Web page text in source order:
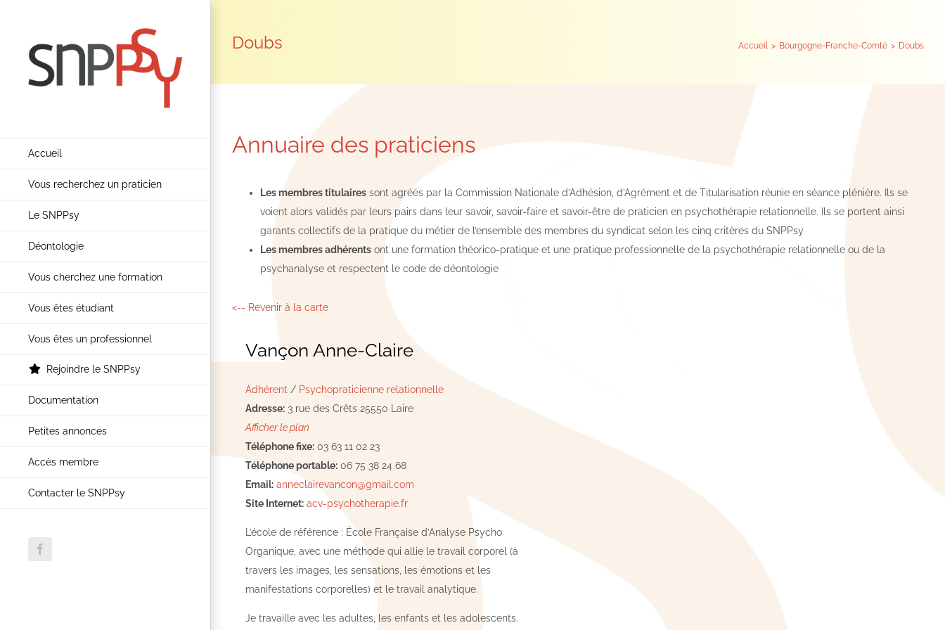
contenu
Accueil
Vous recherchez un praticien
Le SNPPsy
Déontologie
Vous cherchez une formation
Vous êtes étudiant
Vous êtes un professionnel
Rejoindre le SNPPsy
Documentation
Petites annonces
Accès membre
Contacter le SNPPsy
Facebook
Doubs Accueil Bourgogne-Franche-Comté Doubs
Annuaire des praticiens
Les membres titulaires sont agréés par la Commission Nationale d’Adhésion, d’Agrément et de Titularisation réunie en séance plénière. Ils se
voient alors validés par leurs pairs dans leur savoir, savoir-faire et savoir-être de praticien en psychothérapie relationnelle. Ils se portent ainsi
garants collectifs de la pratique du métier de l’ensemble des membres du syndicat selon les cinq critères du SNPPsy
Les membres adhérents ont une formation théorico-pratique et une pratique professionnelle de la psychothérapie relationnelle ou de la
psychanalyse et respectent le code de déontologie
<-- Revenir à la carte
Vançon Anne-Claire
Adhérent / Psychopraticienne relationnelle
Adresse:3 rue des Crêts 25550 Laire
Afficher le plan
Téléphone fixe:03 63 11 02 23
Téléphone portable:06 75 38 24 68
Email: anneclairevancon@gmail.com
Site Internet: acv-psychotherapie.fr
L’école de référence : École Française d’Analyse Psycho
Organique, avec une méthode qui allie le travail corporel (à
travers les images, les sensations, les émotions et les
manifestations corporelles) et le travail analytique.
Je travaille avec les adultes, les enfants et les adolescents.